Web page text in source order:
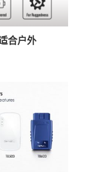
合户外